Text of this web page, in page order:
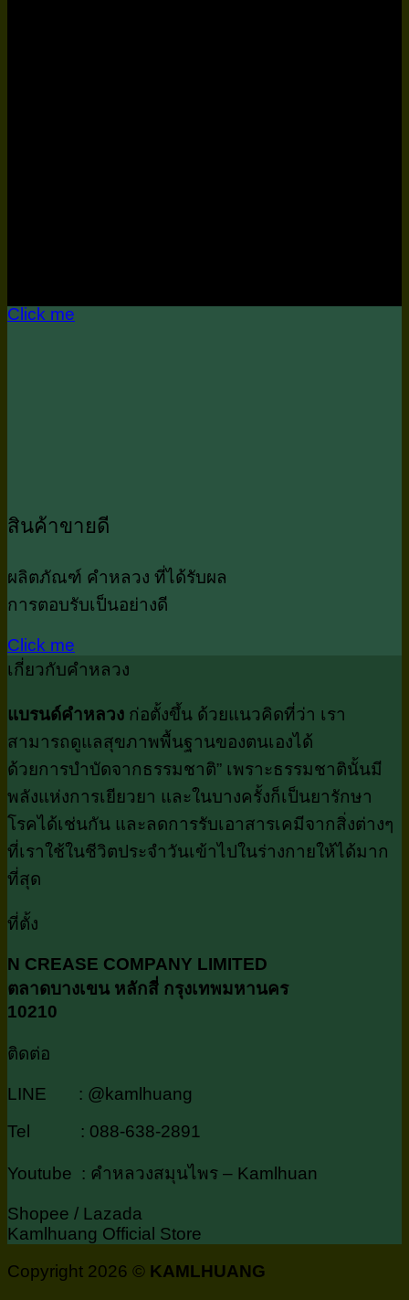
Click me
สินค้าขายดี
ผลิตภัณฑ์ คำหลวง ที่ได้รับผล
การตอบรับเป็นอย่างดี
Click me
เกี่ยวกับคำหลวง
แบรนด์คำหลวง ก่อตั้งขึ้น ด้วยแนวคิดที่ว่า เรา
สามารถดูแลสุขภาพพื้นฐานของตนเองได้
ด้วยการบำบัดจากธรรมชาติ” เพราะธรรมชาตินั้นมี
พลังแห่งการเยียวยา และในบางครั้งก็เป็นยารักษา
โรคได้เช่นกัน และลดการรับเอาสารเคมีจากสิ่งต่างๆ
ที่เราใช้ในชีวิตประจำวันเข้าไปในร่างกายให้ได้มาก
ที่สุด
ที่ตั้ง
N CREASE COMPANY LIMITED
ตลาดบางเขน หลักสี่ กรุงเทพมหานคร
10210
ติดต่อ
LINE : @kamlhuang
Tel : 088-638-2891
Youtube : คำหลวงสมุนไพร – Kamlhuan
Shopee / Lazada
Kamlhuang Official Store
Copyright 2026 © KAMLHUANG